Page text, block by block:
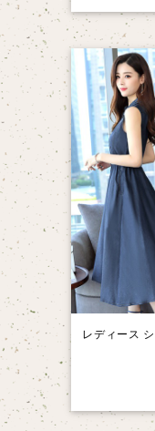
レディース